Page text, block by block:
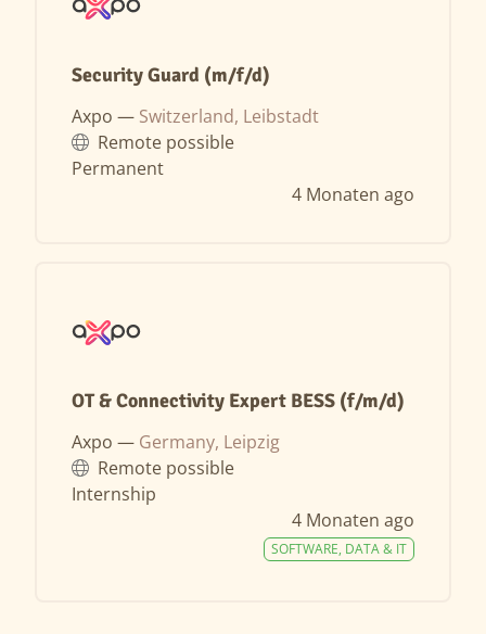
Security Guard (m/f/d)
Axpo — Switzerland, Leibstadt
Remote possible
Permanent
4 Monaten ago
OT & Connectivity Expert BESS (f/m/d)
Axpo — Germany, Leipzig
Remote possible
Internship
4 Monaten ago
SOFTWARE, DATA & IT